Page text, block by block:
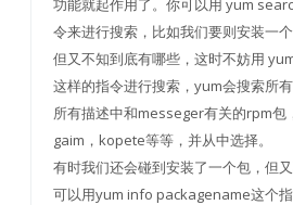
功能就起作用了。你可以用 yum
令来进行搜索，比如我们要则安装一
但又不知到底有哪些，这时不妨用
这样的指令进行搜索，yum会搜索所
所有描述中和messeger有关的rpm包
gaim，kopete等等，并从中选择。
有时我们还会碰到安装了一个包，但
可以用yum info packagename这个指